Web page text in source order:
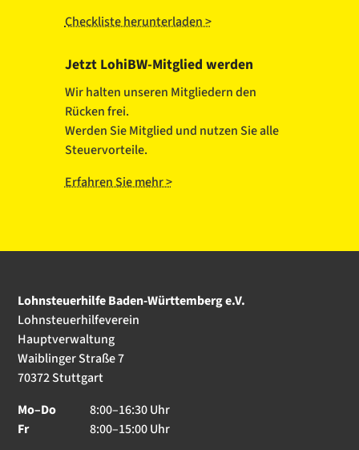
Checkliste herunterladen >
Jetzt LohiBW-Mitglied werden
Wir halten unseren Mitgliedern den
Rücken frei.
Werden Sie Mitglied und nutzen Sie alle
Steuervorteile.
Erfahren Sie mehr >
Lohnsteuerhilfe Baden-Württemberg e.V.
Lohnsteuerhilfeverein
Hauptverwaltung
Waiblinger Straße 7
70372 Stuttgart
Mo–Do
8:00–16:30 Uhr
Fr
8:00–15:00 Uhr